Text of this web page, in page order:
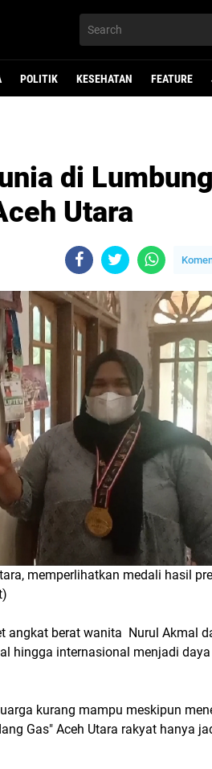
POLITIK KESEHATAN FEATURE
di Lumbung
Utara
memperlihatkan medali hasil
angkat berat wanita Nurul Akmal
hingga internasional menjadi
kurang mampu meskipun
Gas" Aceh Utara rakyat hanya